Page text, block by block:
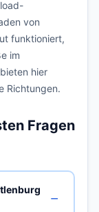
von
funktioniert,
im
hier
Richtungen.
Fragen